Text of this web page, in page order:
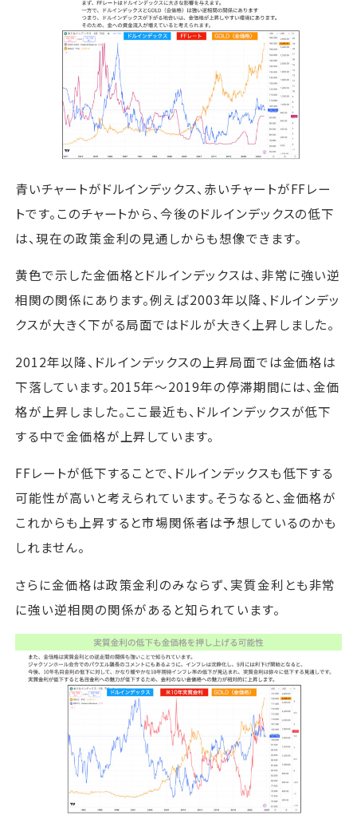
青いチャートがドルインデックス、赤いチャートがFFレー
トです。このチャートから、今後のドルインデックスの低下
は、現在の政策金利の見通しからも想像できます。
黄色で示した金価格とドルインデックスは、非常に強い逆
相関の関係にあります。例えば2003年以降、ドルインデッ
クスが大きく下がる局面ではドルが大きく上昇しました。
2012年以降、ドルインデックスの上昇局面では金価格は
下落しています。2015年～2019年の停滞期間には、金価
格が上昇しました。ここ最近も、ドルインデックスが低下
する中で金価格が上昇しています。
FFレートが低下することで、ドルインデックスも低下する
可能性が高いと考えられています。そうなると、金価格が
これからも上昇すると市場関係者は予想しているのかも
しれません。
さらに金価格は政策金利のみならず、実質金利とも非常
に強い逆相関の関係があると知られています。